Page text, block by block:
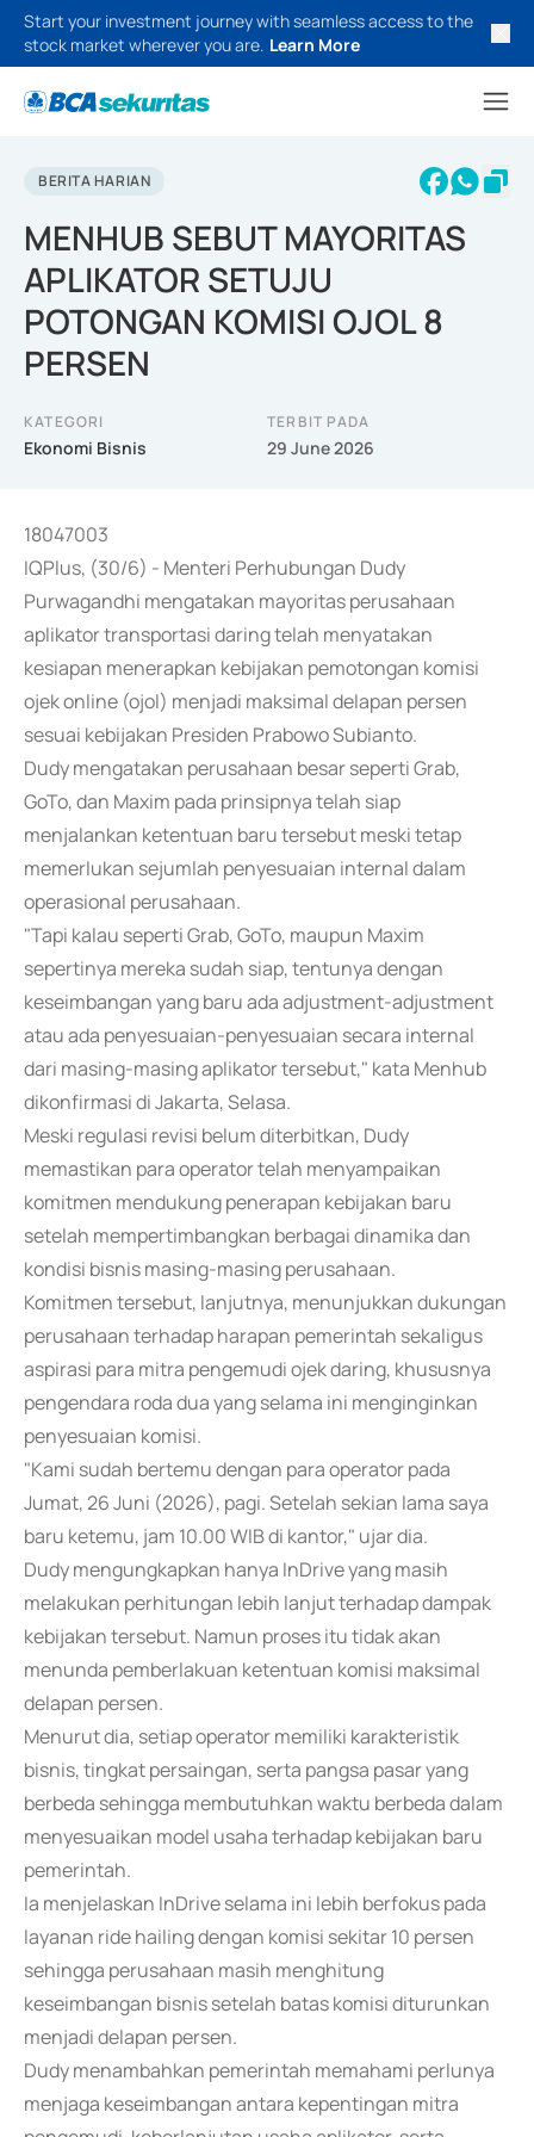
Start your investment journey with seamless access to the
stock market wherever you are. Learn More
BERITA HARIAN
MENHUB SEBUT MAYORITAS
APLIKATOR SETUJU
POTONGAN KOMISI OJOL 8
PERSEN
KATEGORI
Ekonomi Bisnis
TERBIT PADA
29 June 2026
18047003
IQPlus, (30/6) - Menteri Perhubungan Dudy
Purwagandhi mengatakan mayoritas perusahaan
aplikator transportasi daring telah menyatakan
kesiapan menerapkan kebijakan pemotongan komisi
ojek online (ojol) menjadi maksimal delapan persen
sesuai kebijakan Presiden Prabowo Subianto.
Dudy mengatakan perusahaan besar seperti Grab,
GoTo, dan Maxim pada prinsipnya telah siap
menjalankan ketentuan baru tersebut meski tetap
memerlukan sejumlah penyesuaian internal dalam
operasional perusahaan.
"Tapi kalau seperti Grab, GoTo, maupun Maxim
sepertinya mereka sudah siap, tentunya dengan
keseimbangan yang baru ada adjustment-adjustment
atau ada penyesuaian-penyesuaian secara internal
dari masing-masing aplikator tersebut," kata Menhub
dikonfirmasi di Jakarta, Selasa.
Meski regulasi revisi belum diterbitkan, Dudy
memastikan para operator telah menyampaikan
komitmen mendukung penerapan kebijakan baru
setelah mempertimbangkan berbagai dinamika dan
kondisi bisnis masing-masing perusahaan.
Komitmen tersebut, lanjutnya, menunjukkan dukungan
perusahaan terhadap harapan pemerintah sekaligus
aspirasi para mitra pengemudi ojek daring, khususnya
pengendara roda dua yang selama ini menginginkan
penyesuaian komisi.
"Kami sudah bertemu dengan para operator pada
Jumat, 26 Juni (2026), pagi. Setelah sekian lama saya
baru ketemu, jam 10.00 WIB di kantor," ujar dia.
Dudy mengungkapkan hanya InDrive yang masih
melakukan perhitungan lebih lanjut terhadap dampak
kebijakan tersebut. Namun proses itu tidak akan
menunda pemberlakuan ketentuan komisi maksimal
delapan persen.
Menurut dia, setiap operator memiliki karakteristik
bisnis, tingkat persaingan, serta pangsa pasar yang
berbeda sehingga membutuhkan waktu berbeda dalam
menyesuaikan model usaha terhadap kebijakan baru
pemerintah.
Ia menjelaskan InDrive selama ini lebih berfokus pada
layanan ride hailing dengan komisi sekitar 10 persen
sehingga perusahaan masih menghitung
keseimbangan bisnis setelah batas komisi diturunkan
menjadi delapan persen.
Dudy menambahkan pemerintah memahami perlunya
menjaga keseimbangan antara kepentingan mitra